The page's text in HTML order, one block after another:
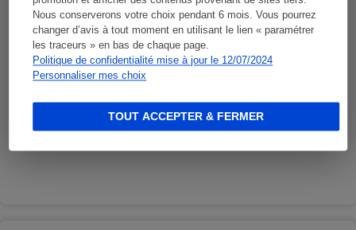
Nous conserverons votre choix pendant 6 mois. Vous pourrez
changer d’avis à tout moment en utilisant le lien « paramétrer
les traceurs » en bas de chaque page.
Politique de confidentialité mise à jour le 12/07/2024
Personnaliser mes choix
TOUT ACCEPTER & FERMER